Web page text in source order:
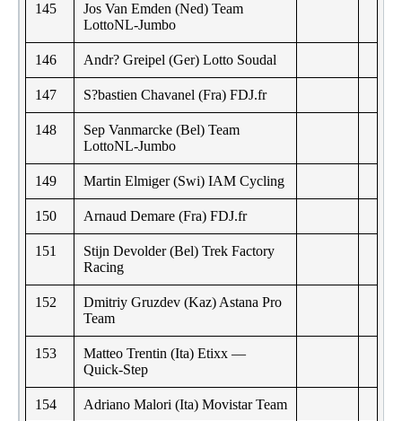
145
Jos Van Emden (Ned) Team
LottoNL-Jumbo
146 Andr? Greipel (Ger) Lotto Soudal
147 S?bastien Chavanel (Fra) FDJ.fr
148
Sep Vanmarcke (Bel) Team
LottoNL-Jumbo
149 Martin Elmiger (Swi) IAM Cycling
150 Arnaud Demare (Fra) FDJ.fr
151
Stijn Devolder (Bel) Trek Factory
Racing
152
Dmitriy Gruzdev (Kaz) Astana Pro
Team
153
Matteo Trentin (Ita) Etixx —
Quick-Step
154 Adriano Malori (Ita) Movistar Team